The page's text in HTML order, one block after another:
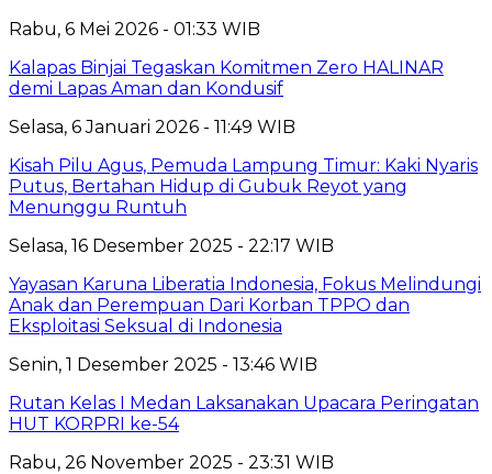
Rabu, 6 Mei 2026 - 01:33 WIB
Kalapas Binjai Tegaskan Komitmen Zero HALINAR
demi Lapas Aman dan Kondusif
Selasa, 6 Januari 2026 - 11:49 WIB
Kisah Pilu Agus, Pemuda Lampung Timur: Kaki Nyaris
Putus, Bertahan Hidup di Gubuk Reyot yang
Menunggu Runtuh
Selasa, 16 Desember 2025 - 22:17 WIB
Yayasan Karuna Liberatia Indonesia, Fokus Melindungi
Anak dan Perempuan Dari Korban TPPO dan
Eksploitasi Seksual di Indonesia
Senin, 1 Desember 2025 - 13:46 WIB
Rutan Kelas I Medan Laksanakan Upacara Peringatan
HUT KORPRI ke-54
Rabu, 26 November 2025 - 23:31 WIB